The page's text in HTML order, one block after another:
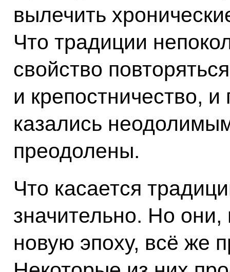
вылечить
Что традиции
свойство
и крепостничество,
казались
преодолены.
Что касается
значительно. Но
новую эпоху, всё же